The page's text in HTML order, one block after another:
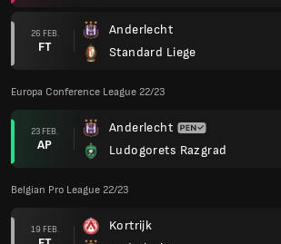
26 FEB.
FT
Anderlecht
Standard Liege
Europa Conference League 22/23
23 FEB.
AP
Anderlecht
Ludogorets Razgrad
Belgian Pro League 22/23
19 FEB.
Kortrijk